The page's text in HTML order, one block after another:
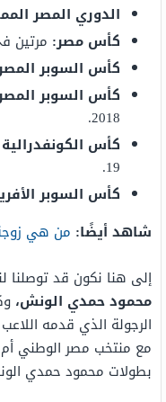
الدوري المصر
كأس مصر: مرتين في عامي
كأس السوبر
كأس السوبر
2018.
كأس الكونفدرالية
19.
كأس السوبر
شاهد أيضًا: من هي زوجة
إلى هنا نكون قد توصلنا
محمود حمدي الونش،
الرجولة الذي قدمه
مع منتخب مصر الوطني
بطولات محمود حمدي